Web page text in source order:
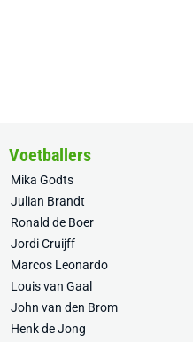
Voetballers
Mika Godts
Julian Brandt
Ronald de Boer
Jordi Cruijff
Marcos Leonardo
Louis van Gaal
John van den Brom
Henk de Jong